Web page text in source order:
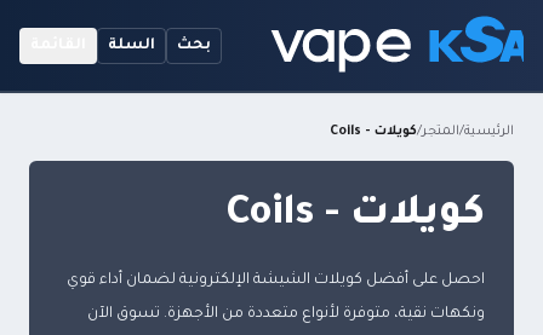
بحث السلة
الرئيسية/المتجر/كويلات - Coils
كويلات - Coils
احصل على أفضل كويلات الشيشة الإلكترونية لضمان أداء قوي
ونكهات نقية، متوفرة لأنواع متعددة من الأجهزة. تسوق الآن